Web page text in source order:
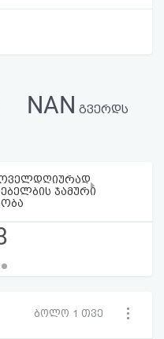
NAN გვერდს
ჯამური
›
ბოლო 1 თვე